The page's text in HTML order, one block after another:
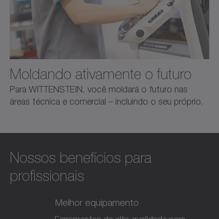
Moldando ativamente o futuro
Para WITTENSTEIN, você moldará o futuro nas
áreas técnica e comercial – incluindo o seu próprio.
Nossos benefícios para
profissionais
Melhor equipamento